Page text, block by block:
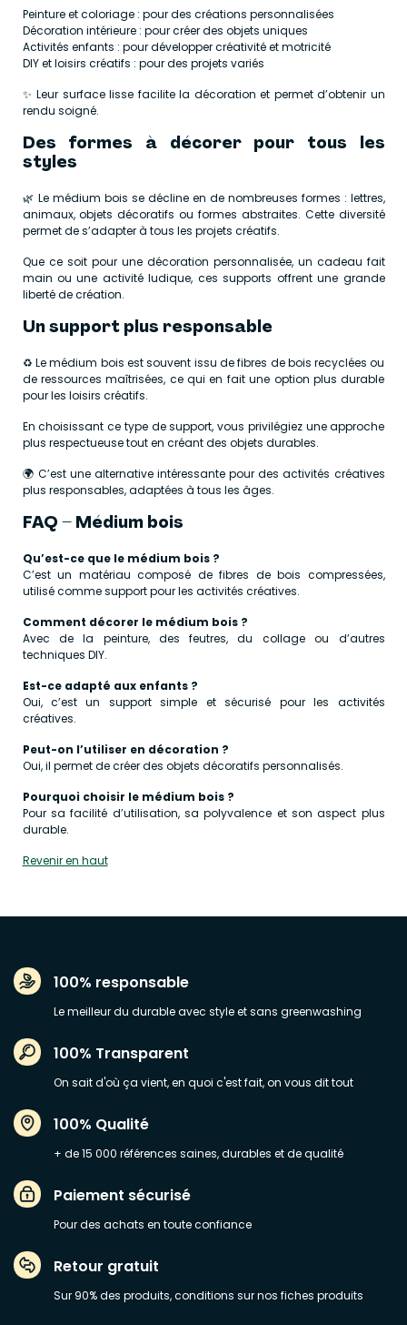
Peinture et coloriage : pour des créations personnalisées
Décoration intérieure : pour créer des objets uniques
Activités enfants : pour développer créativité et motricité
DIY et loisirs créatifs : pour des projets variés
✨ Leur surface lisse facilite la décoration et permet d’obtenir un
rendu soigné.
Des formes à décorer pour tous les
styles
🌿 Le médium bois se décline en de nombreuses formes : lettres,
animaux, objets décoratifs ou formes abstraites. Cette diversité
permet de s’adapter à tous les projets créatifs.
Que ce soit pour une décoration personnalisée, un cadeau fait
main ou une activité ludique, ces supports offrent une grande
liberté de création.
Un support plus responsable
♻️ Le médium bois est souvent issu de fibres de bois recyclées ou
de ressources maîtrisées, ce qui en fait une option plus durable
pour les loisirs créatifs.
En choisissant ce type de support, vous privilégiez une approche
plus respectueuse tout en créant des objets durables.
🌍 C’est une alternative intéressante pour des activités créatives
plus responsables, adaptées à tous les âges.
FAQ – Médium bois
Qu’est-ce que le médium bois ?
C’est un matériau composé de fibres de bois compressées,
utilisé comme support pour les activités créatives.
Comment décorer le médium bois ?
Avec de la peinture, des feutres, du collage ou d’autres
techniques DIY.
Est-ce adapté aux enfants ?
Oui, c’est un support simple et sécurisé pour les activités
créatives.
Peut-on l’utiliser en décoration ?
Oui, il permet de créer des objets décoratifs personnalisés.
Pourquoi choisir le médium bois ?
Pour sa facilité d’utilisation, sa polyvalence et son aspect plus
durable.
Revenir en haut
100% responsable
Le meilleur du durable avec style et sans greenwashing
100% Transparent
On sait d'où ça vient, en quoi c'est fait, on vous dit tout
100% Qualité
+ de 15 000 références saines, durables et de qualité
Paiement sécurisé
Pour des achats en toute confiance
Retour gratuit
Sur 90% des produits, conditions sur nos fiches produits